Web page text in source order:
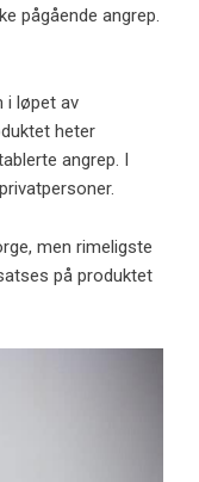
pågående angrep.
i løpet av
heter
angrep. I
men rimeligste
på produktet